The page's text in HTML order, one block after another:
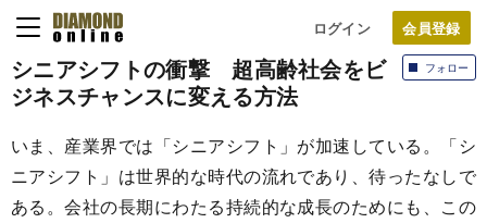
ログイン
フォロー
シニアシフトの衝撃 超高齢社会をビ
ジネスチャンスに変える方法
いま、産業界では「シニアシフト」が加速している。「シ
ニアシフト」は世界的な時代の流れであり、待ったなしで
ある。会社の長期にわたる持続的な成長のためにも、この